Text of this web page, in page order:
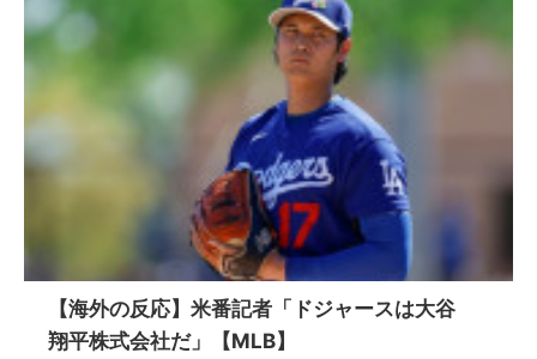
【海外の反応】米番記者「ドジャースは大谷
翔平株式会社だ」【MLB】